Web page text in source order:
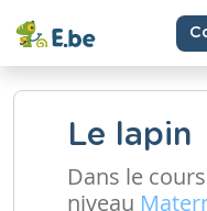
Le lapin
Dans le
niveau